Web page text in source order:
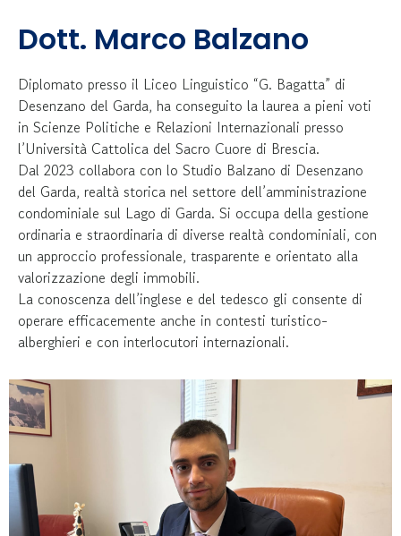
Dott. Marco Balzano
Diplomato presso il Liceo Linguistico “G. Bagatta” di
Desenzano del Garda, ha conseguito la laurea a pieni voti
in Scienze Politiche e Relazioni Internazionali presso
l’Università Cattolica del Sacro Cuore di Brescia.
Dal 2023 collabora con lo Studio Balzano di Desenzano
del Garda, realtà storica nel settore dell’amministrazione
condominiale sul Lago di Garda. Si occupa della gestione
ordinaria e straordinaria di diverse realtà condominiali, con
un approccio professionale, trasparente e orientato alla
valorizzazione degli immobili.
La conoscenza dell’inglese e del tedesco gli consente di
operare efficacemente anche in contesti turistico-
alberghieri e con interlocutori internazionali.